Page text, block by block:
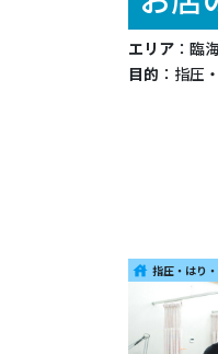
エリア ：臨
目的 ：指圧
house 指圧・はり